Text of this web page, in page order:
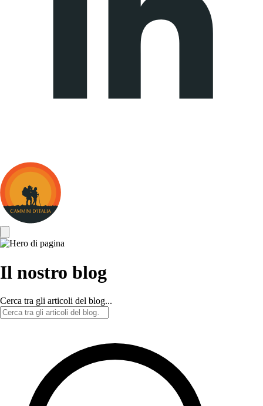
Cammini
d&#039;Italia
Il nostro blog
Cerca tra gli articoli del blog...